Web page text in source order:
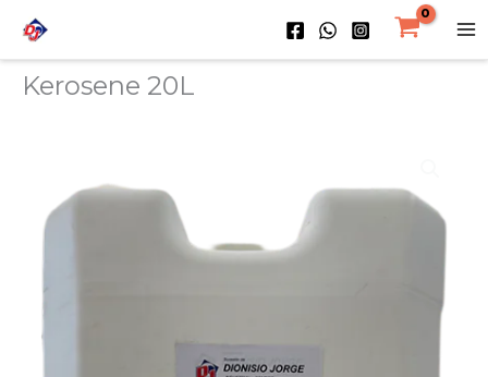
Kerosene 20L